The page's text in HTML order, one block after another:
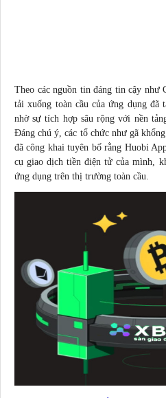
Theo các nguồn tin đáng tin cậy như
tải xuống toàn cầu của ứng dụng đã
nhờ sự tích hợp sâu rộng với nền
Đáng chú ý, các tổ chức như gã
đã công khai tuyên bố rằng Huobi
cụ giao dịch tiền điện tử của mình,
ứng dụng trên thị trường toàn cầu.